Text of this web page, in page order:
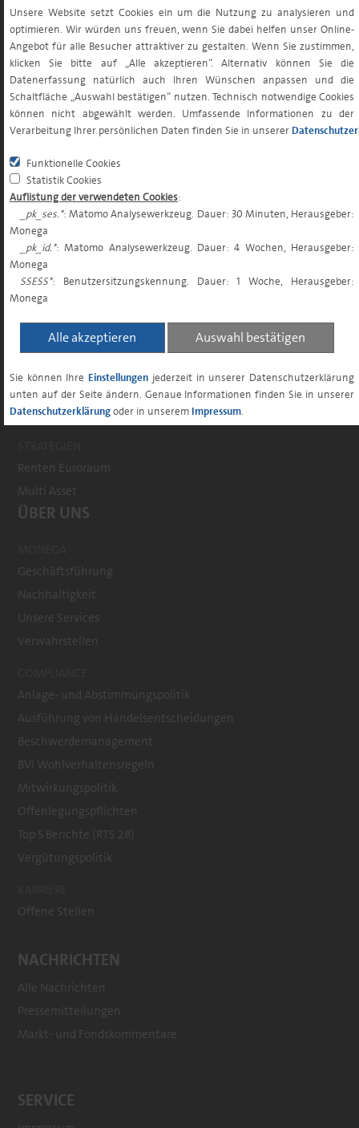
Unsere Website setzt Cookies ein um die Nutzung zu analysieren und
optimieren. Wir würden uns freuen, wenn Sie dabei helfen unser Online-
Angebot für alle Besucher attraktiver zu gestalten. Wenn Sie zustimmen,
klicken Sie bitte auf „Alle akzeptieren“. Alternativ können Sie die
Datenerfassung natürlich auch Ihren Wünschen anpassen und die
Schaltfläche „Auswahl bestätigen“ nutzen. Technisch notwendige Cookies
können nicht abgewählt werden. Umfassende Informationen zu der
Verarbeitung Ihrer persönlichen Daten finden Sie in unserer
Funktionelle Cookies
Statistik Cookies
Auflistung der verwendeten Cookies:
_pk_ses.*: Matomo Analysewerkzeug. Dauer: 30 Minuten, Herausgeber:
Monega
_pk_id.*: Matomo Analysewerkzeug. Dauer: 4 Wochen, Herausgeber:
Monega
SSESS*: Benutzersitzungskennung. Dauer: 1 Woche, Herausgeber:
Monega
Alle akzeptieren Auswahl bestätigen
Sie können Ihre Einstellungen jederzeit in unserer Datenschutzerklärung
unten auf der Seite ändern. Genaue Informationen finden Sie in unserer
Datenschutzerklärungoder in unserem Impressum.
Footer
INVESTMENTFONDS
Fondsüberblick
Fondsrechner
Fonds und Steuern
Ausschüttungen
Rechtliche Hinweise zu den Fonds
Weitere Informationen zu Monega Publikumsfonds
Weitere Downloads
LÖSUNGEN & STRATEGIEN
LÖSUNGEN
Lösungen für Vertriebspartner
Lösungen für Privatanleger
Renten Euroraum
Multi Asset
ÜBER UNS
Geschäftsführung
Nachhaltigkeit
Unsere Services
Verwahrstellen
Anlage- und Abstimmungspolitik
Ausführung von Handelsentscheidungen
Beschwerdemanagement
BVI Wohlverhaltensregeln
Mitwirkungspolitik
Offenlegungspflichten
Top 5 Berichte (RTS 28)
Vergütungspolitik
Offene Stellen
NACHRICHTEN
Alle Nachrichten
Pressemitteilungen
Markt- und Fondskommentare
SERVICE